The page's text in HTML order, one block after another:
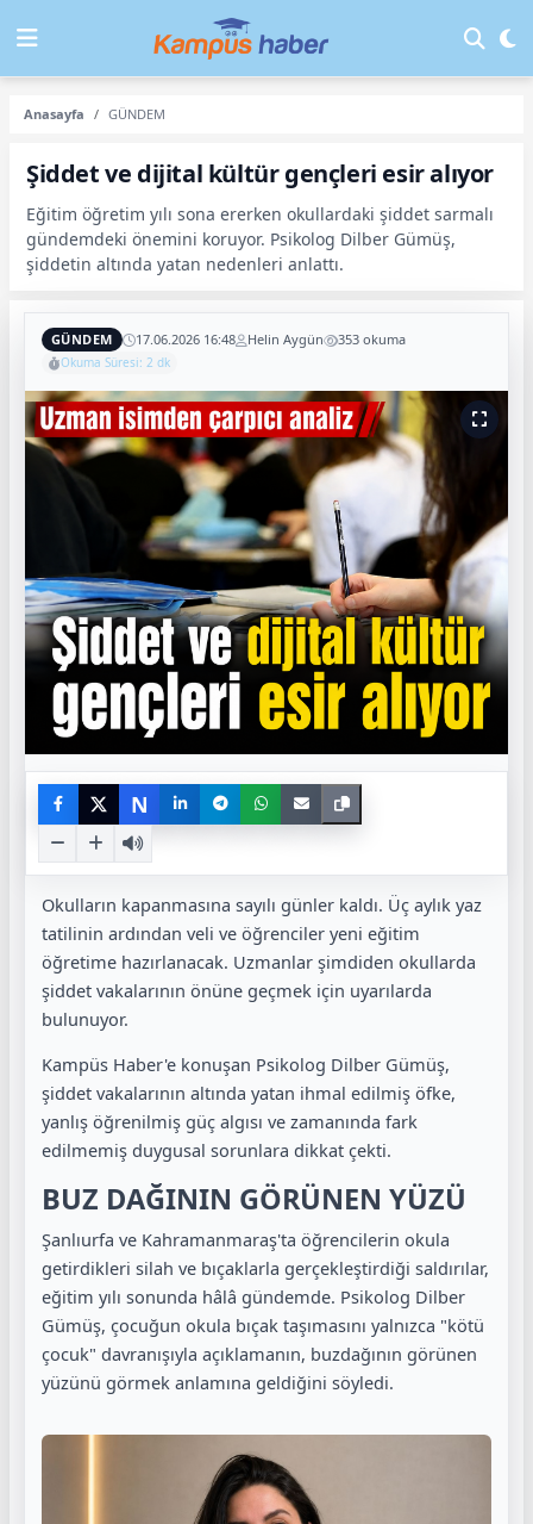
Anasayfa GÜNDEM
Şiddet ve dijital kültür gençleri esir alıyor
Eğitim öğretim yılı sona ererken okullardaki şiddet sarmalı
gündemdeki önemini koruyor. Psikolog Dilber Gümüş,
şiddetin altında yatan nedenleri anlattı.
GÜNDEM 17.06.2026 16:48 Helin Aygün 353 okuma
Okuma Süresi: 2 dk
N
Okulların kapanmasına sayılı günler kaldı. Üç aylık yaz
tatilinin ardından veli ve öğrenciler yeni eğitim
öğretime hazırlanacak. Uzmanlar şimdiden okullarda
şiddet vakalarının önüne geçmek için uyarılarda
bulunuyor.
Kampüs Haber'e konuşan Psikolog Dilber Gümüş,
şiddet vakalarının altında yatan ihmal edilmiş öfke,
yanlış öğrenilmiş güç algısı ve zamanında fark
edilmemiş duygusal sorunlara dikkat çekti.
BUZ DAĞININ GÖRÜNEN YÜZÜ
Şanlıurfa ve Kahramanmaraş'ta öğrencilerin okula
getirdikleri silah ve bıçaklarla gerçekleştirdiği saldırılar,
eğitim yılı sonunda hâlâ gündemde. Psikolog Dilber
Gümüş, çocuğun okula bıçak taşımasını yalnızca "kötü
çocuk" davranışıyla açıklamanın, buzdağının görünen
yüzünü görmek anlamına geldiğini söyledi.